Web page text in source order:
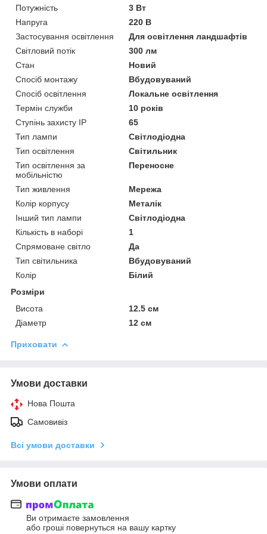
Потужність
3 Вт
Напруга
220 В
Застосування освітлення
Для освітлення ландшафтів
Світловий потік
300 лм
Стан
Новий
Спосіб монтажу
Вбудовуваний
Спосіб освітлення
Локальне освітлення
Термін служби
10 років
Ступінь захисту IP
65
Тип лампи
Світлодіодна
Тип освітлення
Світильник
Тип освітлення за
мобільністю
Переносне
Тип живлення
Мережа
Колір корпусу
Металік
Інший тип лампи
Світлодіодна
Кількість в наборі
1
Спрямоване світло
Да
Тип світильника
Вбудовуваний
Колір
Білий
Розміри
Висота
12.5 см
Діаметр
12 см
Приховати
Умови доставки
Нова Пошта
Самовивіз
Всі умови доставки
Умови оплати
Ви отримаєте замовлення
або гроші повернуться на вашу картку